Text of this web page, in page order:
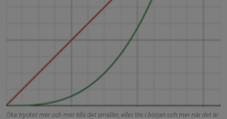
Öka trycket mer och mer tills det smäller, eller lite i början och mer när det är